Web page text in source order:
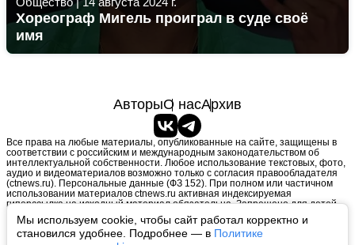
Мы используем cookie, чтобы сайт работал корректно и
становился удобнее. Подробнее — в Политике
Хореограф Мигель проиграл в суде своё
имя
АвторыО насАрхив
Все права на любые материалы, опубликованные на сайте, защищены в
соответствии с российским и международным законодательством об
интеллектуальной собственности. Любое использование текстовых, фото,
аудио и видеоматериалов возможно только с согласия правообладателя
(ctnews.ru). Персональные данные (ФЗ 152). При полном или частичном
использовании материалов ctnews.ru активная индексируемая
гиперссылка на исходный материал обязательна. Запрещено для детей.
Оригинал текста:
https://ctnews.ru/
Пользовательское соглашение|Политика конфиденциальности |
Политика использования cookie